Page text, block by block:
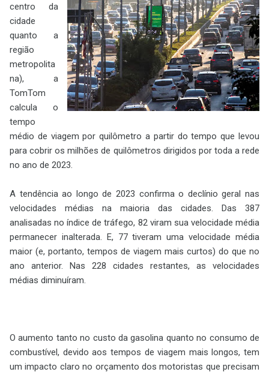
centro da
cidade
quanto a
região
metropolita
na), a
TomTom
calcula o
tempo
médio de viagem por quilômetro a partir do tempo que levou
para cobrir os milhões de quilômetros dirigidos por toda a rede
no ano de 2023.
A tendência ao longo de 2023 confirma o declínio geral nas
velocidades médias na maioria das cidades. Das 387
analisadas no índice de tráfego, 82 viram sua velocidade média
permanecer inalterada. E, 77 tiveram uma velocidade média
maior (e, portanto, tempos de viagem mais curtos) do que no
ano anterior. Nas 228 cidades restantes, as velocidades
médias diminuíram.
O aumento tanto no custo da gasolina quanto no consumo de
combustível, devido aos tempos de viagem mais longos, tem
um impacto claro no orçamento dos motoristas que precisam